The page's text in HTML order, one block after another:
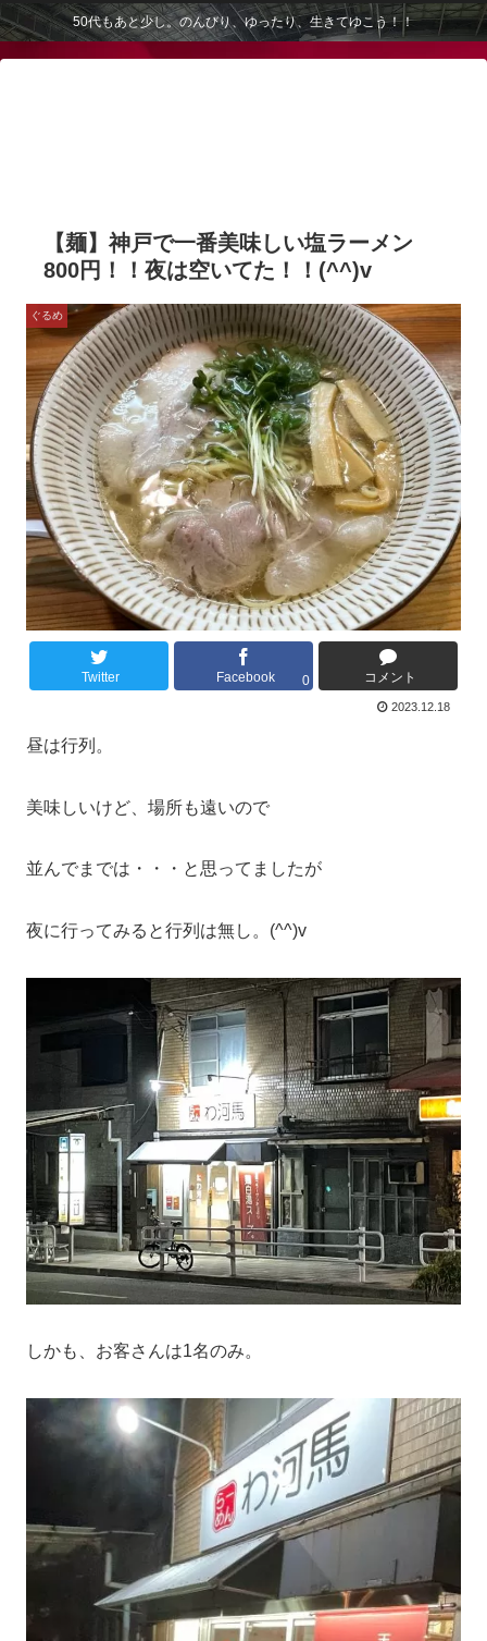
50代もあと少し。のんびり、ゆったり、生きてゆこう！！
【麺】神戸で一番美味しい塩ラーメン
800円！！夜は空いてた！！(^^)v
ぐるめ
Twitter Facebook 0 コメント
2023.12.18
昼は行列。
美味しいけど、場所も遠いので
並んでまでは・・・と思ってましたが
夜に行ってみると行列は無し。(^^)v
しかも、お客さんは1名のみ。